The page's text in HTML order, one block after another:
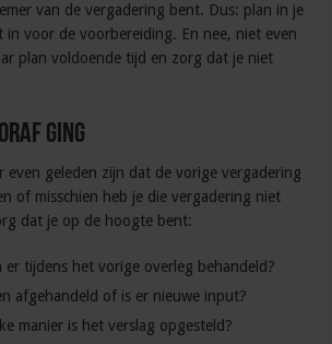
van de vergadering bent. Dus: plan in je
in voor de voorbereiding. En nee, niet even
plan voldoende tijd en zorg dat je niet
ging
even geleden zijn dat de vorige vergadering
of misschien heb je die vergadering niet
dat je op de hoogte bent:
er tijdens het vorige overleg behandeld?
afgehandeld of is er nieuwe input?
manier is het verslag opgesteld?